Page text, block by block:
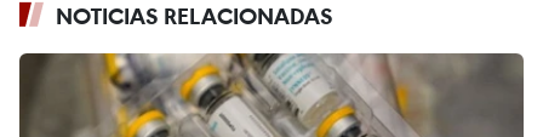
NOTICIAS RELACIONADAS